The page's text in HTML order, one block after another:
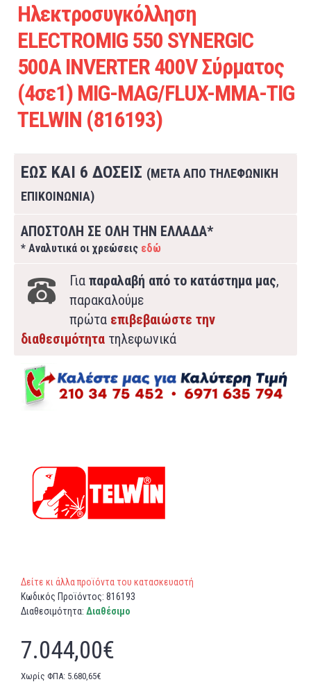
Ηλεκτροσυγκόλληση
ELECTROMIG 550 SYNERGIC
500A INVERTER 400V Σύρματος
(4σε1) MIG-MAG/FLUX-MMA-TIG
TELWIN (816193)
ΕΩΣ ΚΑΙ 6 ΔΟΣΕΙΣ (ΜΕΤΑ ΑΠΟ ΤΗΛΕΦΩΝΙΚΗ
ΕΠΙΚΟΙΝΩΝΙΑ)
ΑΠΟΣΤΟΛΗ ΣΕ ΟΛΗ ΤΗΝ ΕΛΛΑΔΑ*
* Αναλυτικά οι χρεώσεις εδώ
Για παραλαβή από το κατάστημα μας,
παρακαλούμε
πρώτα επιβεβαιώστε την
διαθεσιμότητα τηλεφωνικά
Δείτε κι άλλα προϊόντα του κατασκευαστή
Κωδικός Προϊόντος: 816193
Διαθεσιμότητα: Διαθέσιμο
7.044,00€
Χωρίς ΦΠΑ: 5.680,65€